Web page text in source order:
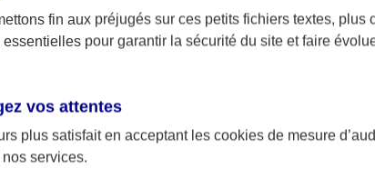
fin aux préjugés sur ces petits fichiers textes, plus
essentielles pour garantir la sécurité du site et faire
vos attentes
plus satisfait en acceptant les cookies de mesure
services.